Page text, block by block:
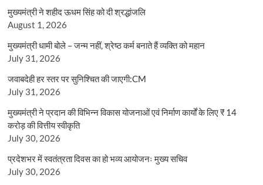
मुख्यमंत्री ने शहीद ऊधम सिंह को दी श्रद्धांजलि
August 1, 2026
मुख्यमंत्री धामी बोले – जन्म नहीं, श्रेष्ठ कर्म बनाते हैं व्यक्ति को महान
July 31, 2026
जवाबदेही हर स्तर पर सुनिश्चित की जाएगी:CM
July 31, 2026
मुख्यमंत्री ने प्रदान की विभिन्न विकास योजनाओं एवं निर्माण कार्यों के लिए ₹ 14
करोड़ की वित्तीय स्वीकृति
July 30, 2026
प्रदेशभर में स्वतंत्रता दिवस का हो भव्य आयोजनः मुख्य सचिव
July 30, 2026